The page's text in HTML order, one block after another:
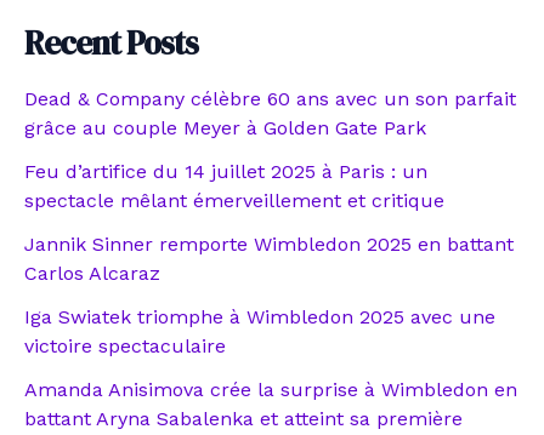
Recent Posts
Dead & Company célèbre 60 ans avec un son parfait
grâce au couple Meyer à Golden Gate Park
Feu d’artifice du 14 juillet 2025 à Paris : un
spectacle mêlant émerveillement et critique
Jannik Sinner remporte Wimbledon 2025 en battant
Carlos Alcaraz
Iga Swiatek triomphe à Wimbledon 2025 avec une
victoire spectaculaire
Amanda Anisimova crée la surprise à Wimbledon en
battant Aryna Sabalenka et atteint sa première